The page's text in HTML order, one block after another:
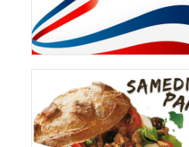
Exemplaire